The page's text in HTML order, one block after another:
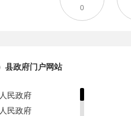
0
县政府门户网站
民政府
民政府